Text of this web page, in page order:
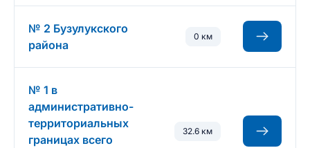
№ 2 Бузулукского
района
0 км
№ 1 в
административно-
территориальных
границах всего
32.6 км